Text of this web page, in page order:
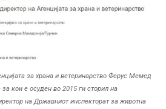
за храна и ветеринарство Ферус Мемед
кои е осуден во 2015 ги сторил на
на Државниот инспекторат за животна